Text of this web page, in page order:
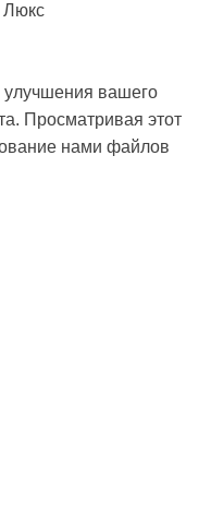
Люкс
вашего
Просматривая этот
нами файлов